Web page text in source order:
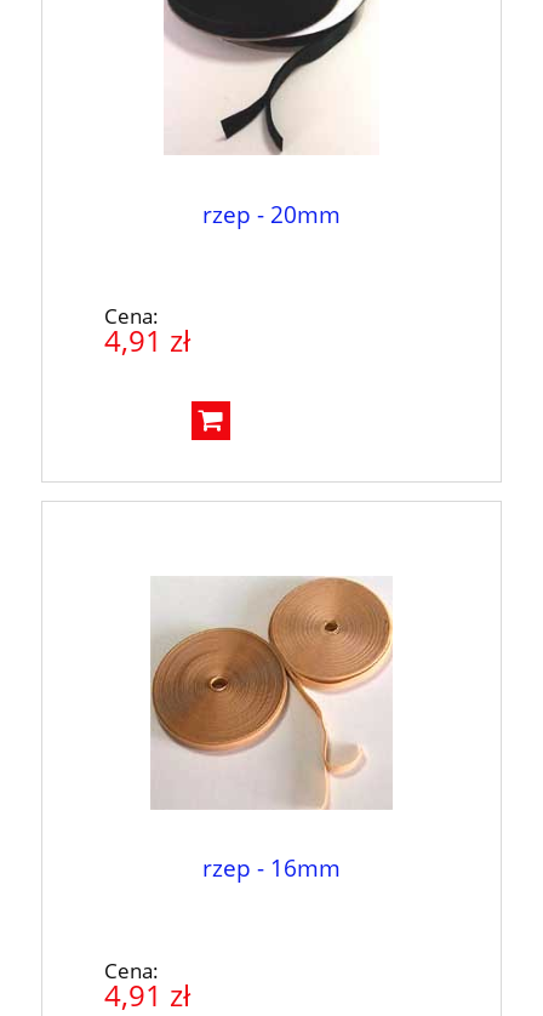
rzep - 20mm
Cena:
4,91 zł
rzep - 16mm
Cena:
4,91 zł